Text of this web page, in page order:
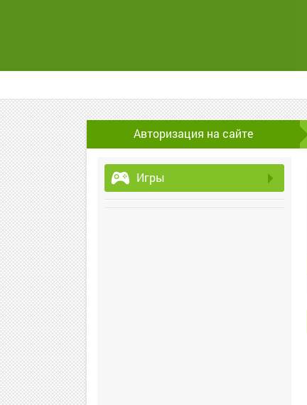
Авторизация на сайте
Игры